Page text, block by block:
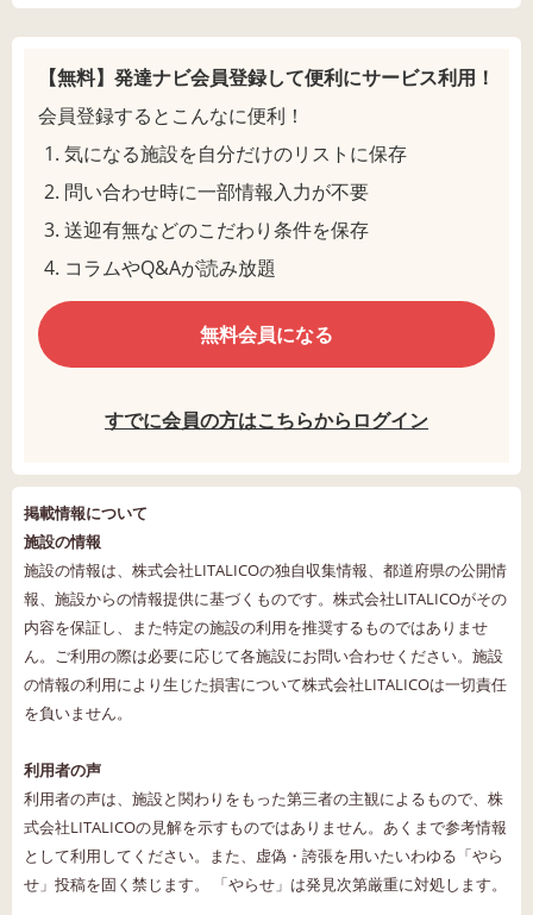
【無料】発達ナビ会員登録して便利にサービス利用！
会員登録するとこんなに便利！
気になる施設を自分だけのリストに保存
問い合わせ時に一部情報入力が不要
送迎有無などのこだわり条件を保存
コラムやQ&Aが読み放題
無料会員になる
すでに会員の方はこちらからログイン
掲載情報について
施設の情報
施設の情報は、株式会社LITALICOの独自収集情報、都道府県の公開情
報、施設からの情報提供に基づくものです。株式会社LITALICOがその
内容を保証し、また特定の施設の利用を推奨するものではありませ
ん。ご利用の際は必要に応じて各施設にお問い合わせください。施設
の情報の利用により生じた損害について株式会社LITALICOは一切責任
を負いません。
利用者の声
利用者の声は、施設と関わりをもった第三者の主観によるもので、株
式会社LITALICOの見解を示すものではありません。あくまで参考情報
として利用してください。また、虚偽・誇張を用いたいわゆる「やら
せ」投稿を固く禁じます。 「やらせ」は発見次第厳重に対処します。